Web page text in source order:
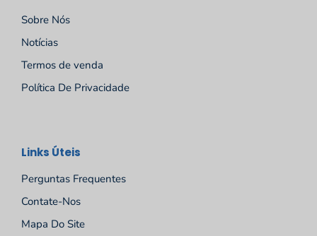
Sobre Nós
Notícias
Termos de venda
Política De Privacidade
Links Úteis
Perguntas Frequentes
Contate-Nos
Mapa Do Site